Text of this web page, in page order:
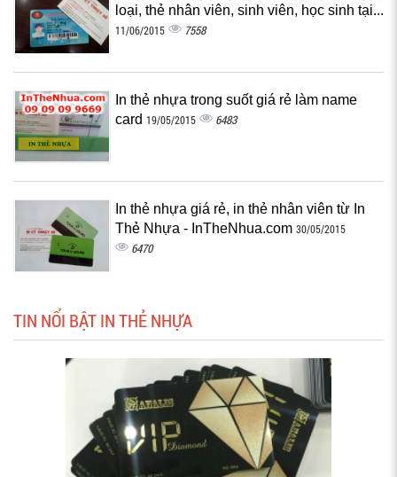
loại, thẻ nhân viên, sinh viên, học sinh tại...
11/06/2015 7558
In thẻ nhựa trong suốt giá rẻ làm name
card 19/05/2015 6483
In thẻ nhựa giá rẻ, in thẻ nhân viên từ In
Thẻ Nhựa - InTheNhua.com 30/05/2015
6470
TIN NỔI BẬT IN THẺ NHỰA